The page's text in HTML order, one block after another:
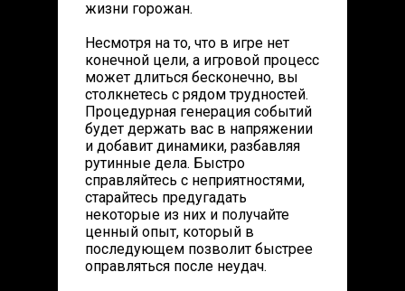
жизни горожан.
Несмотря на то, что в игре нет
конечной цели, а игровой процесс
может длиться бесконечно, вы
столкнетесь с рядом трудностей.
Процедурная генерация событий
будет держать вас в напряжении
и добавит динамики, разбавляя
рутинные дела. Быстро
справляйтесь с неприятностями,
старайтесь предугадать
некоторые из них и получайте
ценный опыт, который в
последующем позволит быстрее
оправляться после неудач.